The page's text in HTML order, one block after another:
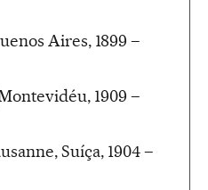
Aires, 1899 –
1909 –
Suíça, 1904 –